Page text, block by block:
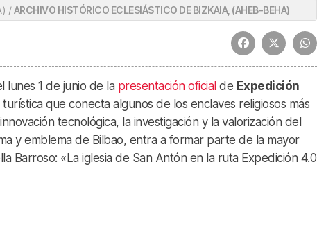
/ARCHIVO HISTÓRICO ECLESIÁSTICO DE BIZKAIA, (AHEB-BEHA)
lunes 1 de junio de la presentación oficialde Expedición
que conecta algunos de los enclaves religiosos más
tecnológica, la investigación y la valorización del
y emblema de Bilbao, entra a formar parte de la mayor
Barroso: «La iglesia de San Antón en la ruta Expedición 4.0